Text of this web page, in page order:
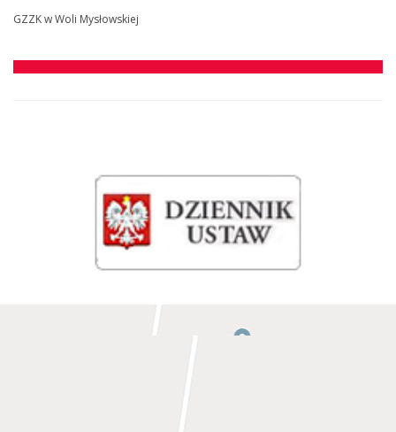
GZZK w Woli Mysłowskiej